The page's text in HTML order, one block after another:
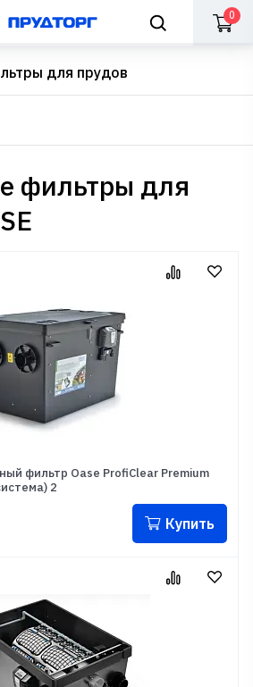
0
для прудов
фильтры для
фильтр Oase ProfiClear Premium
2
Купить